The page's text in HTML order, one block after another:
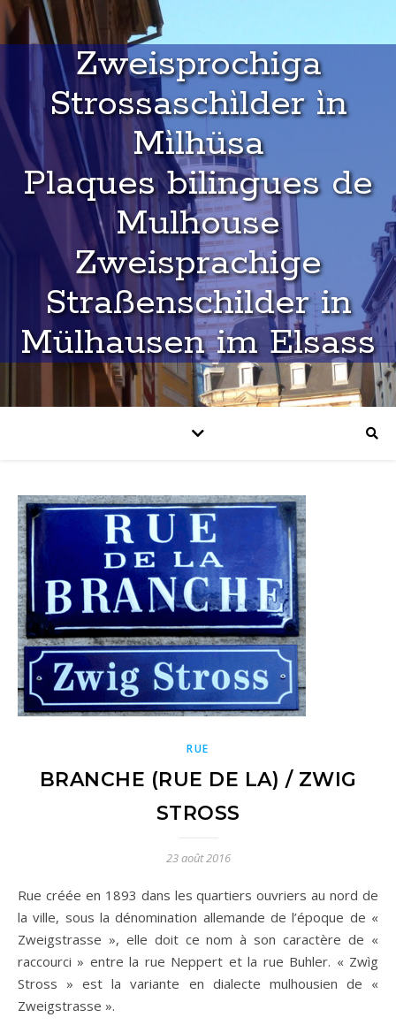
Zweisprochiga
Strossaschìlder ìn
Mìlhüsa
Plaques bilingues de
Mulhouse
Zweisprachige
Straßenschilder in
Mülhausen im Elsass
RUE
BRANCHE (RUE DE LA) / ZWIG
STROSS
23 août 2016
Rue créée en 1893 dans les quartiers ouvriers au nord de
la ville, sous la dénomination allemande de l’époque de «
Zweigstrasse », elle doit ce nom à son caractère de «
raccourci » entre la rue Neppert et la rue Buhler. « Zwìg
Stross » est la variante en dialecte mulhousien de «
Zweigstrasse ».